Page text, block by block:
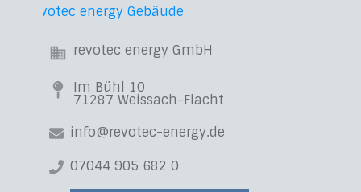
revotec energy GmbH
Im Bühl 10
71287 Weissach-Flacht
info@revotec-energy.de
07044 905 682 0